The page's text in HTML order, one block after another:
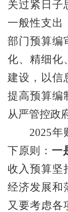
关过紧日子
一般性支出
部门预算编
化、精细化
建设，以信
提高预算编
从严管控政
2025年
下原则： 一
收入预算坚
经济发展和
又要考虑各